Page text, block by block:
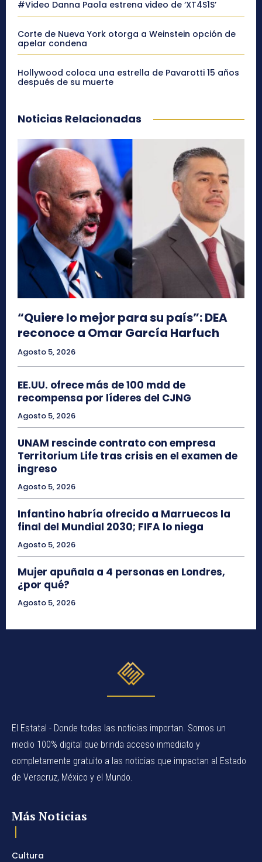
#Video Danna Paola estrena video de ‘XT4S1S’
Corte de Nueva York otorga a Weinstein opción de
apelar condena
Hollywood coloca una estrella de Pavarotti 15 años
después de su muerte
Noticias Relacionadas
“Quiere lo mejor para su país”: DEA
reconoce a Omar García Harfuch
Agosto 5, 2026
EE.UU. ofrece más de 100 mdd de
recompensa por líderes del CJNG
Agosto 5, 2026
UNAM rescinde contrato con empresa
Territorium Life tras crisis en el examen de
ingreso
Agosto 5, 2026
Infantino habría ofrecido a Marruecos la
final del Mundial 2030; FIFA lo niega
Agosto 5, 2026
Mujer apuñala a 4 personas en Londres,
¿por qué?
Agosto 5, 2026
El Estatal - Donde todas las noticias importan. Somos un
medio 100% digital que brinda acceso inmediato y
completamente gratuito a las noticias que impactan al Estado
de Veracruz, México y el Mundo.
Más Noticias
Cultura